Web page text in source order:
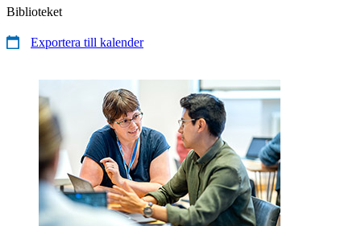
Biblioteket
Exportera till kalender